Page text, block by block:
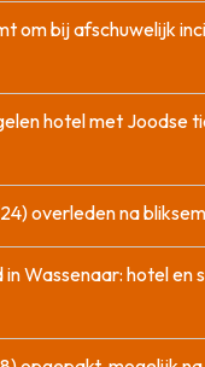
om bij afschuwelijk
hotel met Joodse
overleden na
in Wassenaar: hotel en